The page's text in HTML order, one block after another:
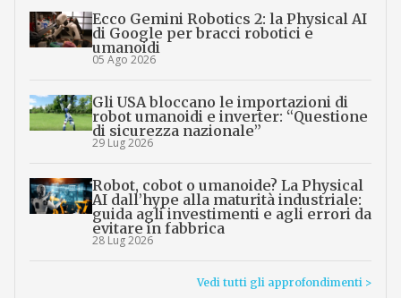
Ecco Gemini Robotics 2: la Physical AI
di Google per bracci robotici e
umanoidi
05 Ago 2026
Gli USA bloccano le importazioni di
robot umanoidi e inverter: “Questione
di sicurezza nazionale”
29 Lug 2026
Robot, cobot o umanoide? La Physical
AI dall’hype alla maturità industriale:
guida agli investimenti e agli errori da
evitare in fabbrica
28 Lug 2026
Vedi tutti gli approfondimenti >